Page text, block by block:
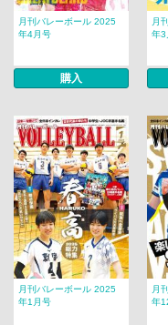
月刊バレーボール 2025
年4月号
購入
月
年3
月刊バレーボール 2025
年1月号
月
年